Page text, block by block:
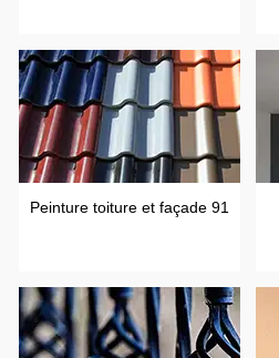
Peinture toiture et façade 91